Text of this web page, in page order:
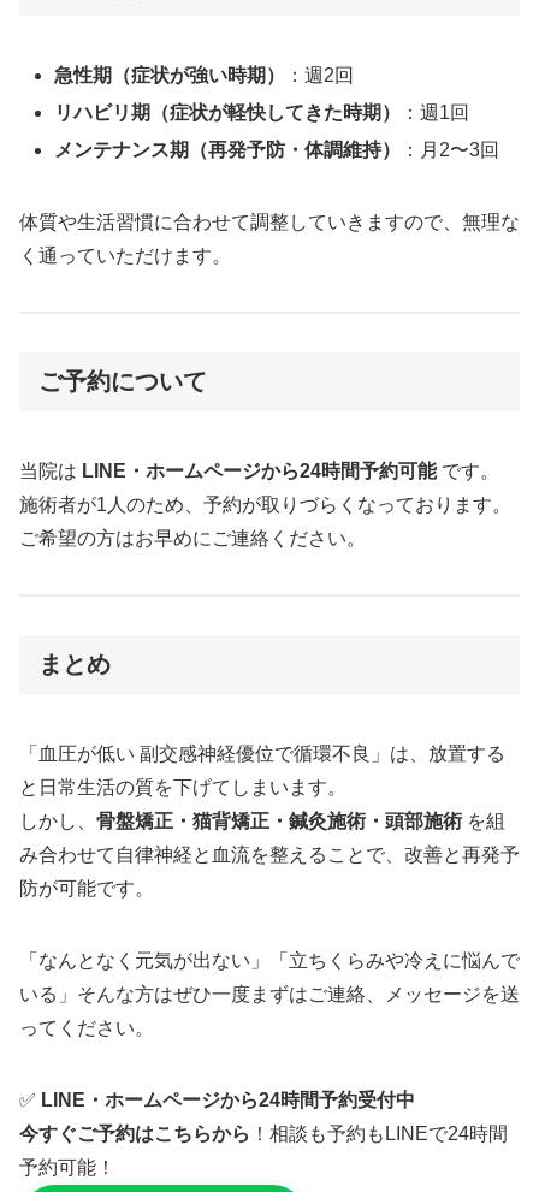
急性期（症状が強い時期）
：週2回
リハビリ期（症状が軽快してきた時期）
：週1回
メンテナンス期（再発予防・体調維持）
：月2〜3回
体質や生活習慣に合わせて調整していきますので、無理な
く通っていただけます。
ご予約について
当院は LINE・ホームページから24時間予約可能です。
施術者が1人のため、予約が取りづらくなっております。
ご希望の方はお早めにご連絡ください。
まとめ
「血圧が低い 副交感神経優位で循環不良」は、放置する
と日常生活の質を下げてしまいます。
しかし、 骨盤矯正・猫背矯正・鍼灸施術・頭部施術 を組
み合わせて自律神経と血流を整えることで、改善と再発予
防が可能です。
「なんとなく元気が出ない」「立ちくらみや冷えに悩んで
いる」そんな方はぜひ一度まずはご連絡、メッセージを送
ってください。
✅ LINE・ホームページから24時間予約受付中
今すぐご予約はこちらから ！相談も予約もLINEで24時間
予約可能！